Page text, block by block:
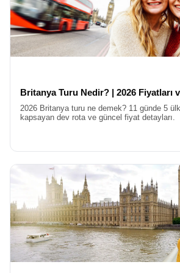
üniversitelerine ev sahipliği yapan Oxford
Harry Potter filmlerine ilham veren yemek
Tolkien’in ve C.S. Lewis’in yürüdüğü
edebiyatseverler için paha biçilemez bir
Rotanızın devamında, sanayi devriminin
listesindedir ve burada geçireceğiniz vakit,
çeşitliliğini anlamanız için harika bir fırsattır.
döneminden kalan hamamlarıyla ünlü Bath
İrlanda Dahil Birleşik Krallık ve İngiltere
Sadece görmek değil, anlamak ve
İngiltere Kültür Turları
büyük önem taşır.
kuralları, çay saatleri, pub kültürü, kraliyet
mirasıyla örülüdür. Tur boyunca
tarzının inceliklerini anlatır. Neden soldan
kulübelerinin neden kırmızı olduğunu veya
olmazsa olmazlarını öğrenirsiniz. Müzeler,
üniversiteler, bu kültürel birikimin somut
Britanya Turu Nedir? | 2026 Fiyatları
2026 Britanya turu ne demek? 11 günde 5
kapsayan dev rota ve güncel fiyat detayları.